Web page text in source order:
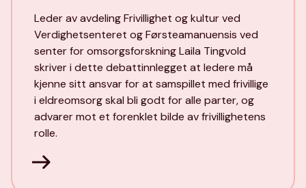
Leder av avdeling Frivillighet og kultur ved
Verdighetsenteret og Førsteamanuensis ved
senter for omsorgsforskning Laila Tingvold
skriver i dette debattinnlegget at ledere må
kjenne sitt ansvar for at samspillet med frivillige
i eldreomsorg skal bli godt for alle parter, og
advarer mot et forenklet bilde av frivillighetens
rolle.